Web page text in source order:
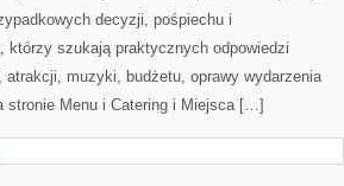
decyzji, pośpiechu i
którzy szukają praktycznych odpowiedzi
muzyki, budżetu, oprawy wydarzenia
stronie Menu i Catering i Miejsca […]